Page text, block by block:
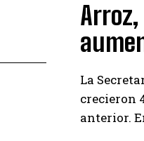
La
crecieron
anterior.